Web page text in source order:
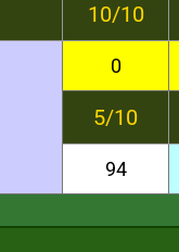
10/10
0
5/10
94